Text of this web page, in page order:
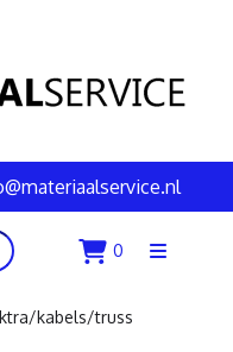
0
Menu
kabels/truss